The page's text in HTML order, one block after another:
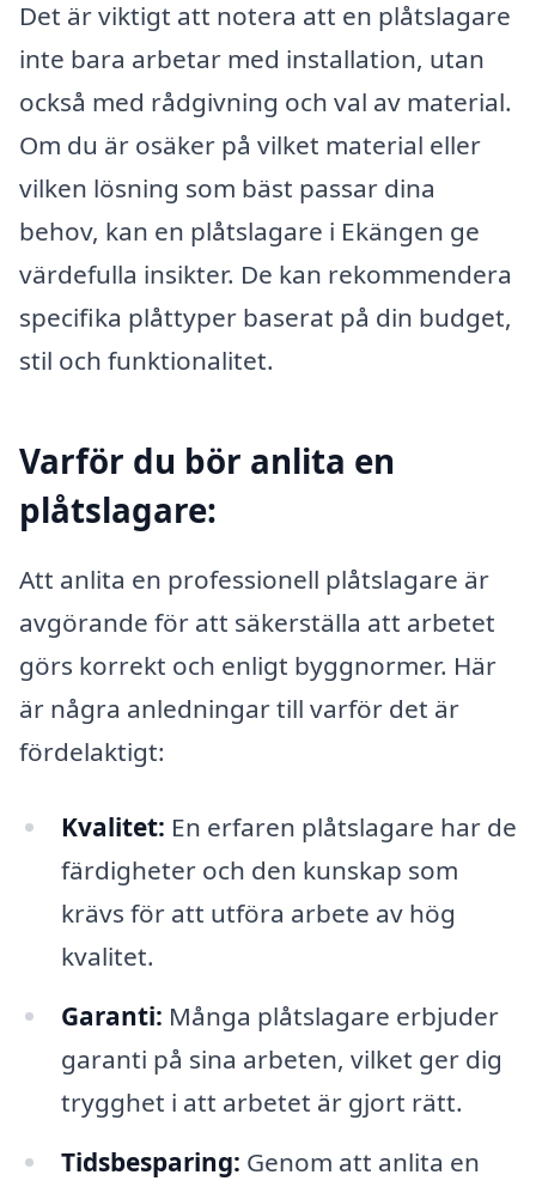
Det är viktigt att notera att en plåtslagare
inte bara arbetar med installation, utan
också med rådgivning och val av material.
Om du är osäker på vilket material eller
vilken lösning som bäst passar dina
behov, kan en plåtslagare i Ekängen ge
värdefulla insikter. De kan rekommendera
specifika plåttyper baserat på din budget,
stil och funktionalitet.
Varför du bör anlita en
plåtslagare:
Att anlita en professionell plåtslagare är
avgörande för att säkerställa att arbetet
görs korrekt och enligt byggnormer. Här
är några anledningar till varför det är
fördelaktigt:
Kvalitet: En erfaren plåtslagare har de
färdigheter och den kunskap som
krävs för att utföra arbete av hög
kvalitet.
Garanti: Många plåtslagare erbjuder
garanti på sina arbeten, vilket ger dig
trygghet i att arbetet är gjort rätt.
Tidsbesparing: Genom att anlita en